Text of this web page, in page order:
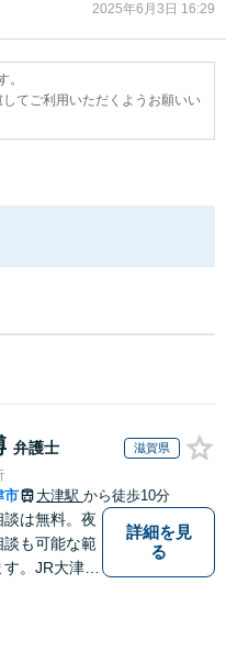
2025年6月3日 16:29
。
てご利用いただくようお願いい
弁護士 滋賀県
市 大津駅 から徒歩10分
は無料。夜
も可能な範
。JR大津駅
詳細を見
る